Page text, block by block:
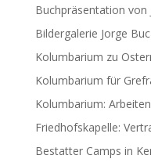
Buchpräsentation von
Bildergalerie Jorge
Kolumbarium zu
Kolumbarium für
Kolumbarium:
Friedhofskapelle:
Bestatter Camps in